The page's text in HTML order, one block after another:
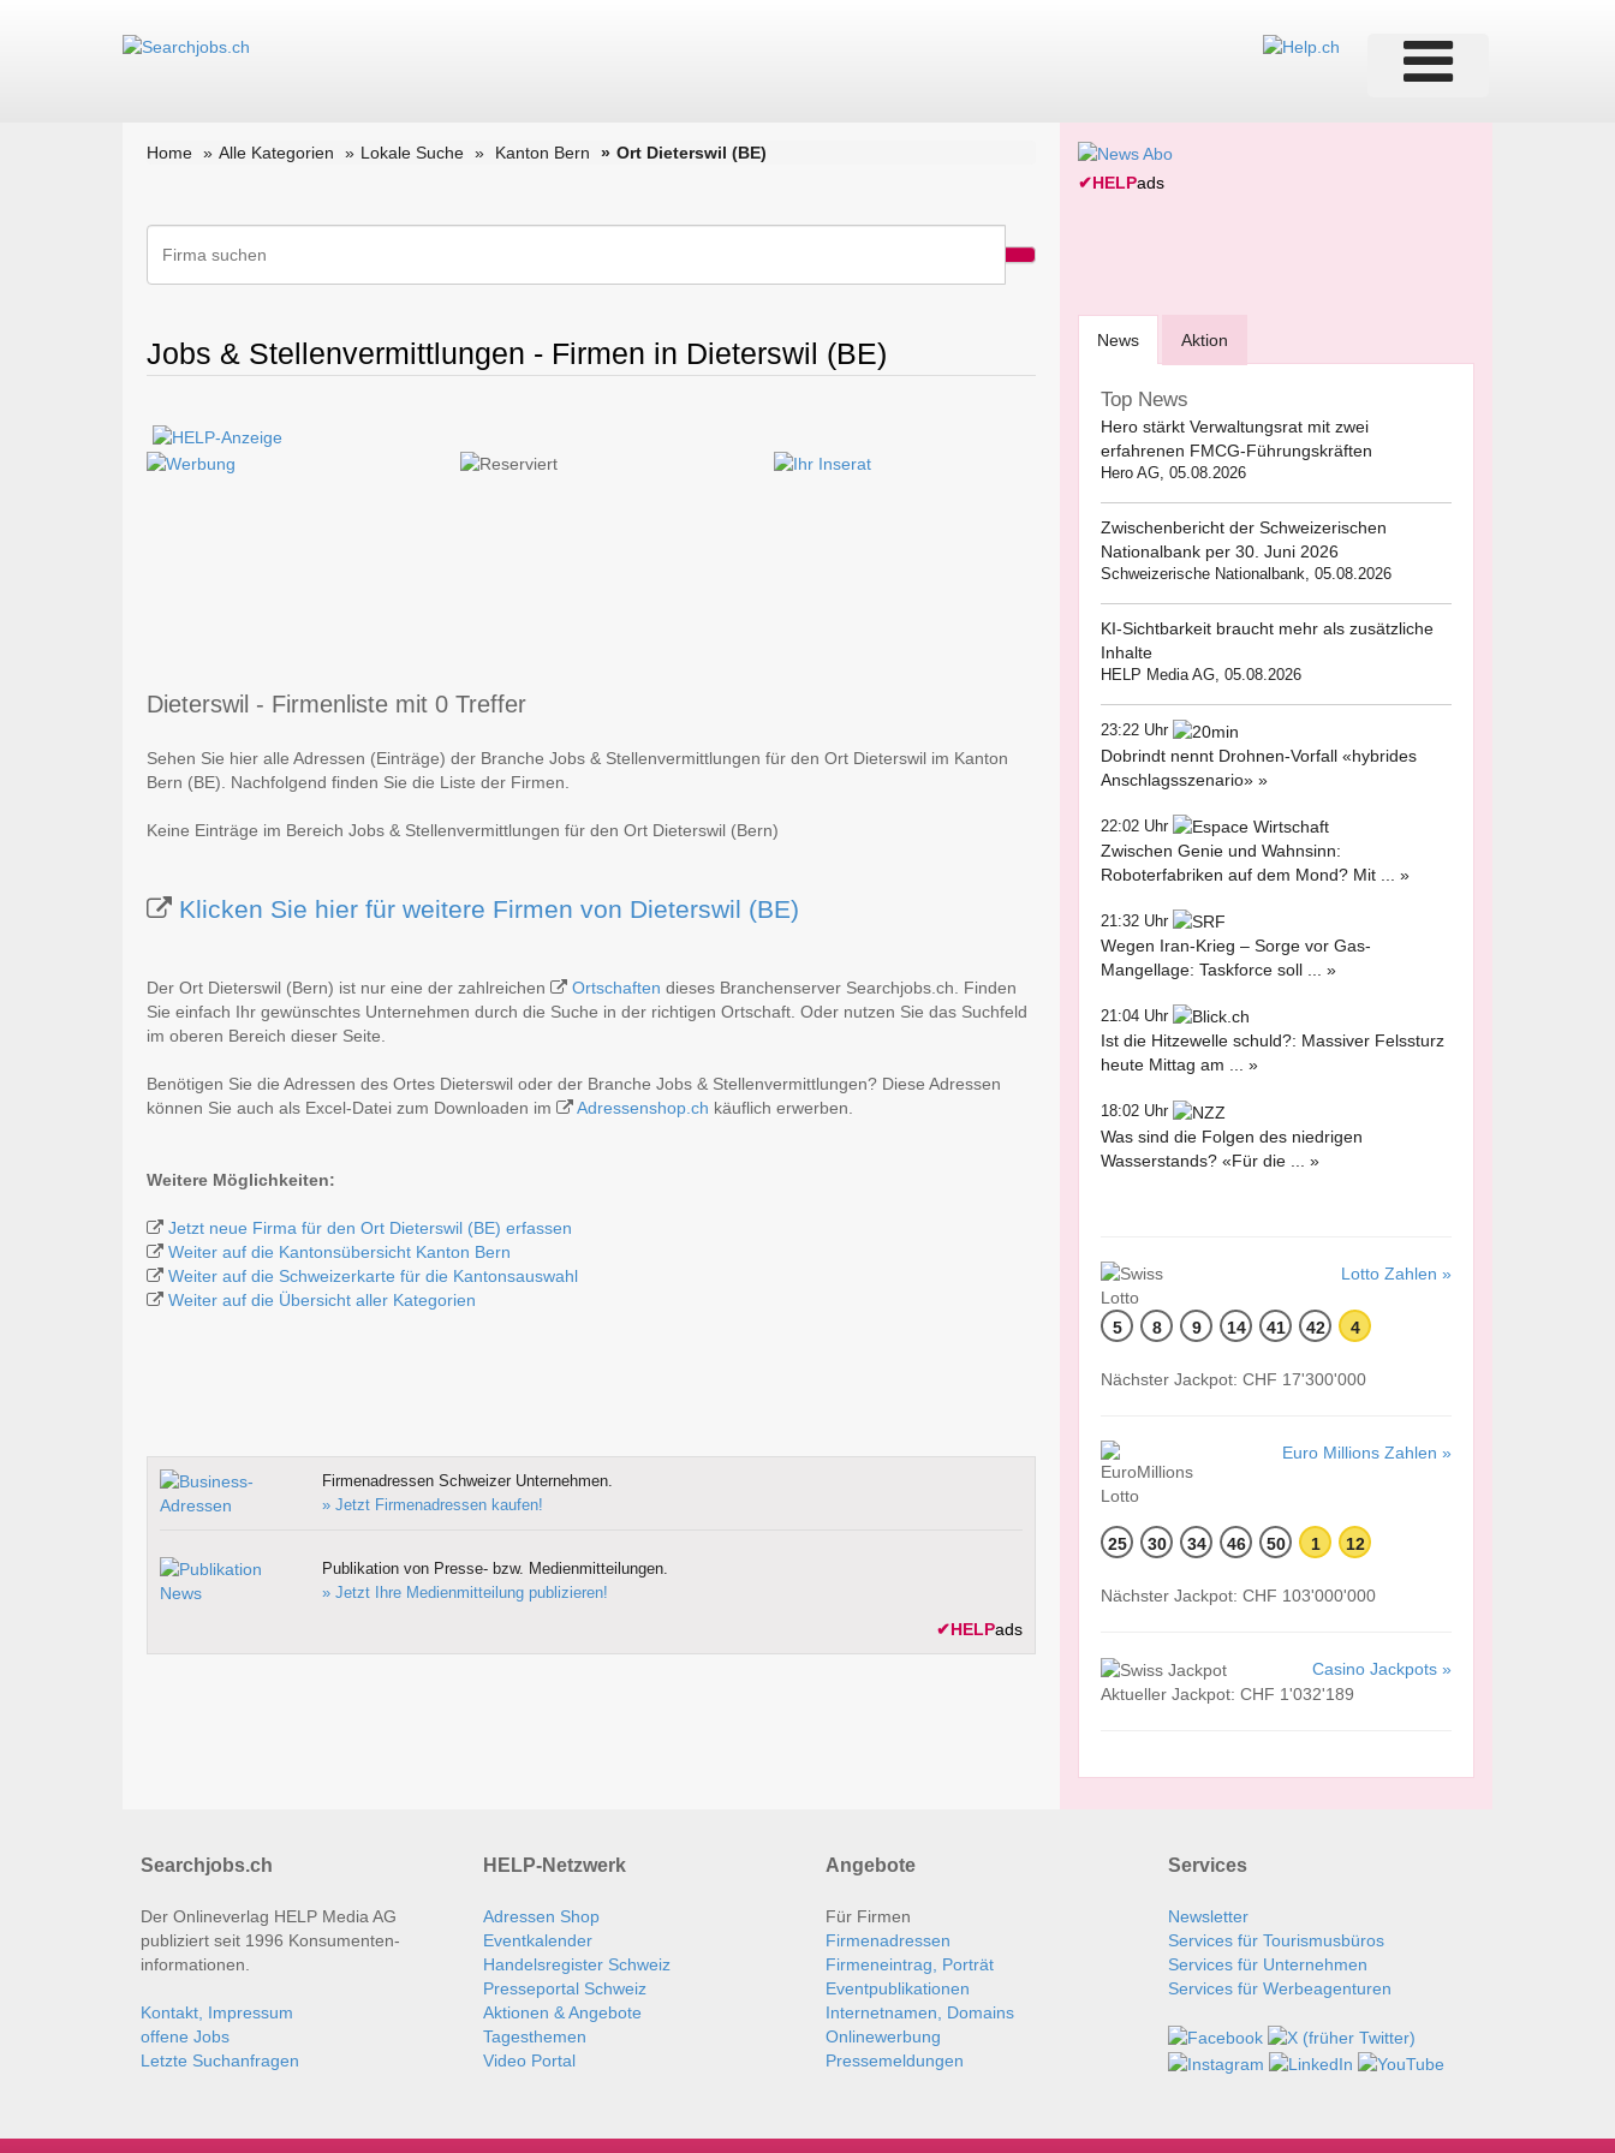
Home Alle Kategorien Lokale Suche Kanton Bern Ort Dieterswil (BE)
Jobs & Stellenvermittlungen - Firmen in Dieterswil (BE)
Dieterswil - Firmenliste mit 0 Treffer
Sehen Sie hier alle Adressen (Einträge) der Branche Jobs & Stellenvermittlungen für den Ort Dieterswil im Kanton
Bern (BE). Nachfolgend finden Sie die Liste der Firmen.
Keine Einträge im Bereich Jobs & Stellenvermittlungen für den Ort Dieterswil (Bern)
Klicken Sie hier für weitere Firmen von Dieterswil (BE)
Der Ort Dieterswil (Bern) ist nur eine der zahlreichen Ortschaften dieses Branchenserver Searchjobs.ch. Finden
Sie einfach Ihr gewünschtes Unternehmen durch die Suche in der richtigen Ortschaft. Oder nutzen Sie das Suchfeld
im oberen Bereich dieser Seite.
Benötigen Sie die Adressen des Ortes Dieterswil oder der Branche Jobs & Stellenvermittlungen? Diese Adressen
können Sie auch als Excel-Datei zum Downloaden im
Adressenshop.ch käuflich erwerben.
Weitere Möglichkeiten:
Jetzt neue Firma für den Ort Dieterswil (BE) erfassen
Weiter auf die Kantonsübersicht Kanton Bern
Weiter auf die Schweizerkarte für die Kantonsauswahl
Weiter auf die Übersicht aller Kategorien
Firmenadressen Schweizer Unternehmen.
» Jetzt Firmenadressen kaufen!
Publikation von Presse- bzw. Medienmitteilungen.
» Jetzt Ihre Medienmitteilung publizieren!
✔HELPads
✔HELPads
News Aktion
Top News
Hero stärkt Verwaltungsrat mit zwei
erfahrenen FMCG-Führungskräften
Hero AG, 05.08.2026
Zwischenbericht der Schweizerischen
Nationalbank per 30. Juni 2026
Schweizerische Nationalbank, 05.08.2026
KI-Sichtbarkeit braucht mehr als zusätzliche
Inhalte
HELP Media AG, 05.08.2026
23:22 Uhr
Dobrindt nennt Drohnen-Vorfall «hybrides
Anschlagsszenario» »
22:02 Uhr
Zwischen Genie und Wahnsinn:
Roboterfabriken auf dem Mond? Mit ... »
21:32 Uhr
Wegen Iran-Krieg – Sorge vor Gas-
Mangellage: Taskforce soll ... »
21:04 Uhr
Ist die Hitzewelle schuld?: Massiver Felssturz
heute Mittag am ... »
18:02 Uhr
Was sind die Folgen des niedrigen
Wasserstands? «Für die ... »
Lotto Zahlen »
5 8 9 14 41 42 4
Nächster Jackpot: CHF 17'300'000
Euro Millions Zahlen »
25 30 34 46 50 1 12
Nächster Jackpot: CHF 103'000'000
Casino Jackpots »
Aktueller Jackpot: CHF 1'032'189
Searchjobs.ch
Der Onlineverlag HELP Media AG
publiziert seit 1996 Konsumenten­
informationen.
Kontakt, Impressum
offene Jobs
Letzte Suchanfragen
HELP-Netzwerk
Adressen Shop
Eventkalender
Handelsregister Schweiz
Presseportal Schweiz
Aktionen & Angebote
Tagesthemen
Video Portal
Angebote
Für Firmen
Firmenadressen
Firmeneintrag, Porträt
Eventpublikationen
Internetnamen, Domains
Onlinewerbung
Pressemeldungen
Services
Newsletter
Services für Tourismusbüros
Services für Unternehmen
Services für Werbeagenturen